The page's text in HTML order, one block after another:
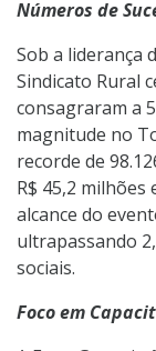
Números de
Sob a liderança
Sindicato Rural
consagraram a
magnitude no
recorde de
R$ 45,2
alcance do
ultrapassando
sociais.
Foco em